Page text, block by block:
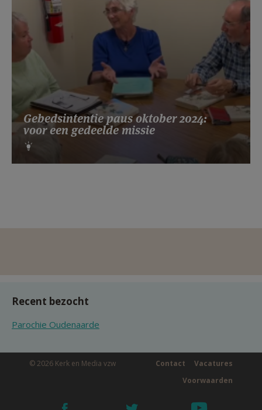
Gebedsintentie paus oktober 2024:
voor een gedeelde missie
Recent bezocht
Parochie Oudenaarde
© 2026 Kerk en Media vzw Vacatures
Contact
Voorwaarden